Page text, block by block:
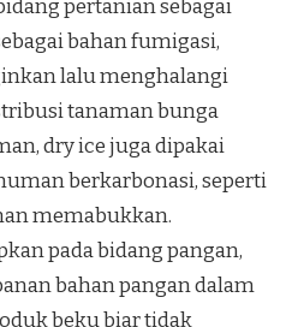
pertanian sebagai
bahan fumigasi,
lalu menghalangi
tanaman bunga
dry ice juga dipakai
berkarbonasi, seperti
memabukkan.
pada bidang pangan,
bahan pangan dalam
beku biar tidak